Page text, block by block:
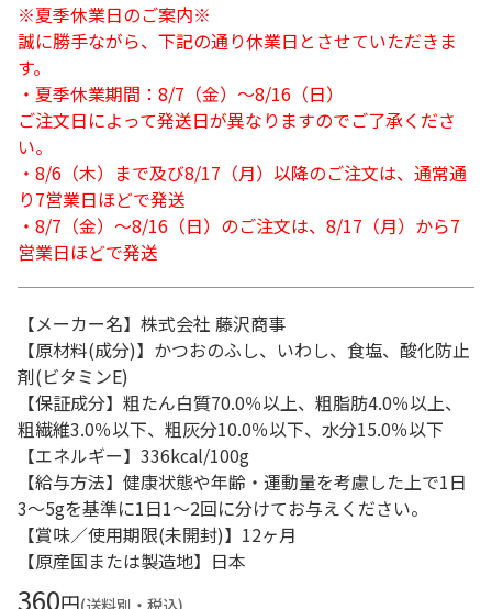
※夏季休業日のご案内※
誠に勝手ながら、下記の通り休業日とさせていただきま
す。
・夏季休業期間：8/7（金）～8/16（日）
ご注文日によって発送日が異なりますのでご了承くださ
い。
・8/6（木）まで及び8/17（月）以降のご注文は、通常通
り7営業日ほどで発送
・8/7（金）～8/16（日）のご注文は、8/17（月）から7
営業日ほどで発送
【メーカー名】株式会社 藤沢商事
【原材料(成分)】かつおのふし、いわし、食塩、酸化防止
剤(ビタミンE)
【保証成分】粗たん白質70.0％以上、粗脂肪4.0％以上、
粗繊維3.0％以下、粗灰分10.0％以下、水分15.0％以下
【エネルギー】336kcal/100g
【給与方法】健康状態や年齢・運動量を考慮した上で1日
3～5gを基準に1日1～2回に分けてお与えください。
【賞味／使用期限(未開封)】12ヶ月
【原産国または製造地】日本
360円(送料別・税込)